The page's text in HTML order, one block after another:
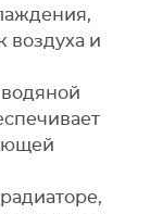
воздуха и